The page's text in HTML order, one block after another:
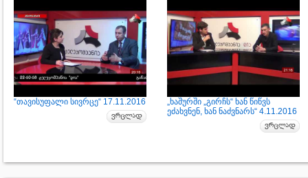
“თავისუფალი სივრცე“ 17.11.2016
„ხაშურში „გირჩს“ ხან წიწვს
ეძახვნენ, ხან ნაძვნარს“ 4.11.2016